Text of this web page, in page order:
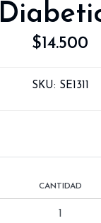
$14.500
SKU: SE1311
CANTIDAD